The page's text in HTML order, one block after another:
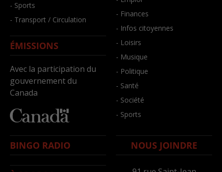
- Sports
- Transport / Circulation
ÉMISSIONS
Avec la participation du
gouvernement du
Canada
- Finances
- Infos citoyennes
- Loisirs
- Musique
- Politique
- Santé
- Société
- Sports
BINGO RADIO NOUS JOINDRE